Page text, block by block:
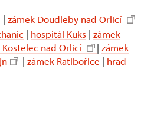
| zámek Doudleby nad Orlicí
| hospitál Kuks | zámek
Kostelec nad Orlicí | zámek
| zámek Ratibořice | hrad